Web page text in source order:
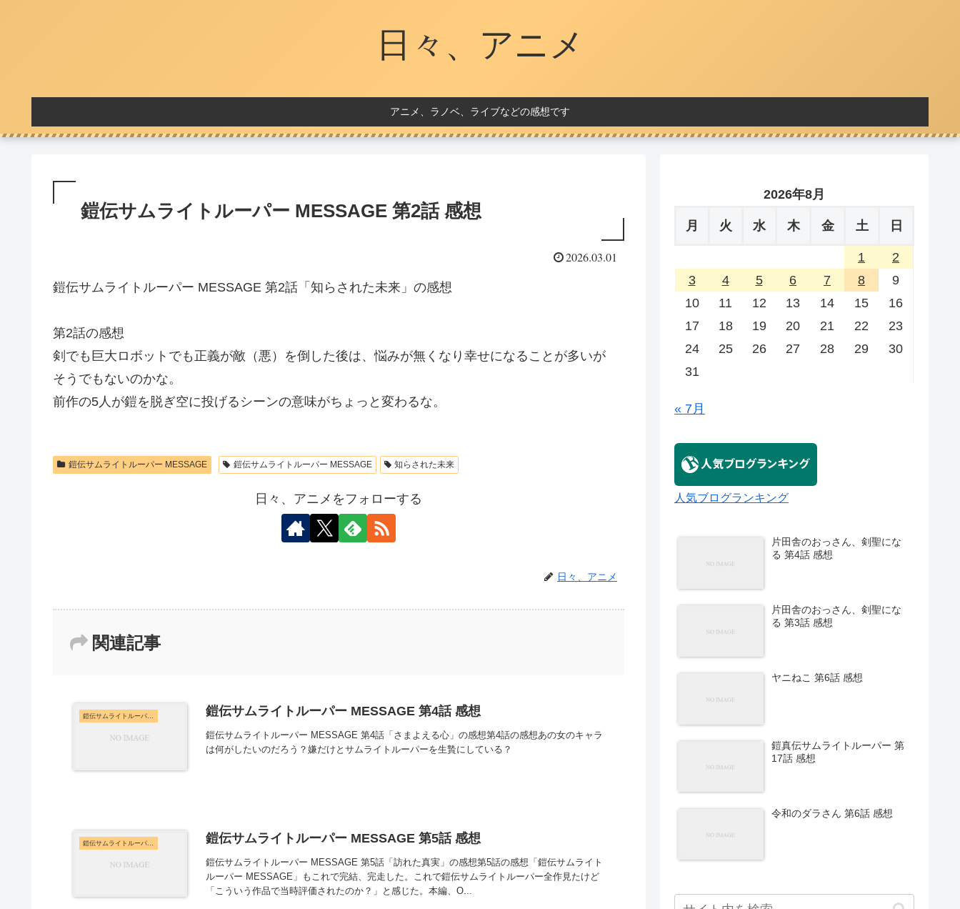
日々、アニメ
アニメ、ラノベ、ライブなどの感想です
鎧伝サムライトルーパー MESSAGE 第2話 感想
2026.03.01
鎧伝サムライトルーパー MESSAGE 第2話「知らされた未来」の感想
第2話の感想
剣でも巨大ロボットでも正義が敵（悪）を倒した後は、悩みが無くなり幸せになることが多いが
そうでもないのかな。
前作の5人が鎧を脱ぎ空に投げるシーンの意味がちょっと変わるな。
鎧伝サムライトルーパー MESSAGE 鎧伝サムライトルーパー MESSAGE 知らされた未来
日々、アニメをフォローする
日々、アニメ
関連記事
鎧伝サムライトルーパー MESSAGE 鎧伝サムライトルーパー MESSAGE 第4話 感想
鎧伝サムライトルーパー MESSAGE 第4話「さまよえる心」の感想第4話の感想あの女のキャラ
は何がしたいのだろう？嫌だけとサムライトルーパーを生贄にしている？
鎧伝サムライトルーパー MESSAGE 第5話 感想
鎧伝サムライトルーパー MESSAGE 第5話「訪れた真実」の感想第5話の感想「鎧伝サムライト
ルーパー MESSAGE」もこれで完結、完走した。これで鎧伝サムライトルーパー全作見たけど
「こういう作品で当時評価されたのか？」と感じた。本編、O...
2026年8月
月 火 水 木 金 土 日
1
2
3
4 5 6 7 8
9
10
11 12 13 14 15
16
17
18 19 20 21 22
23
24
25 26 27 28 29
30
31
« 7月
人気ブログランキング
片田舎のおっさん、剣聖にな
る 第4話 感想
片田舎のおっさん、剣聖にな
る 第3話 感想
ヤニねこ 第6話 感想
鎧真伝サムライトルーパー 第
17話 感想
令和のダラさん 第6話 感想